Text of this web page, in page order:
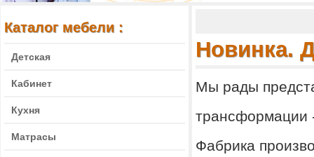
Каталог мебели :
Детская
Кабинет
Кухня
Матрасы
Новинка.
Мы рады
трансформации
Фабрика